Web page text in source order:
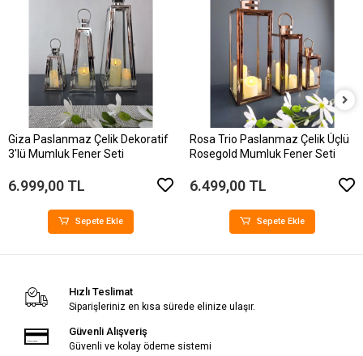
Giza Paslanmaz Çelik Dekoratif
3'lü Mumluk Fener Seti
6.999,00 TL
Sepete Ekle
Rosa Trio Paslanmaz Çelik Üçlü
Rosegold Mumluk Fener Seti
6.499,00 TL
Sepete Ekle
Hızlı Teslimat
Siparişleriniz en kısa sürede elinize ulaşır.
Güvenli Alışveriş
Güvenli ve kolay ödeme sistemi